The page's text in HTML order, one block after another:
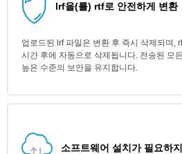
lrf을(를) rtf로 안전하게 변환
업로드된 lrf 파일은 변환 후 즉시 삭제되며,
시간 후에 자동으로 삭제됩니다. 전송된 모
높은 수준의 보안을 유지합니다.
소프트웨어 설치가 필요하